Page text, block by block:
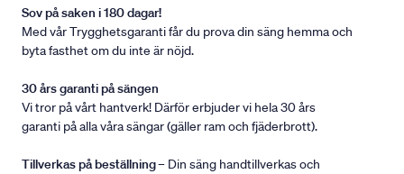
Sov på saken i 180 dagar!
Med vår Trygghetsgaranti får du prova din säng hemma och
byta fasthet om du inte är nöjd.
30 års garanti på sängen
Vi tror på vårt hantverk! Därför erbjuder vi hela 30 års
garanti på alla våra sängar (gäller ram och fjäderbrott).
Tillverkas på beställning– Din säng handtillverkas och